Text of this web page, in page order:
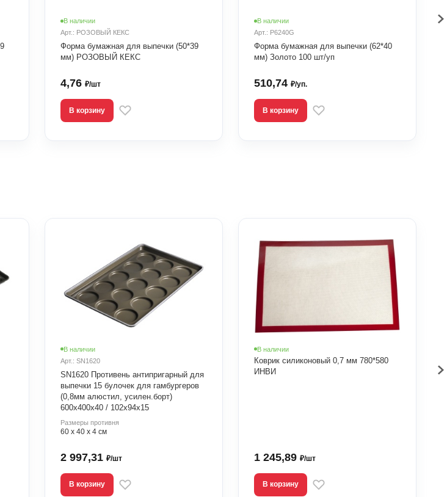
В наличии
Арт.: РОЗОВЫЙ КЕКС
Форма бумажная для выпечки (50*39
мм) РОЗОВЫЙ КЕКС
4,76 ₽/шт
В корзину
В наличии
Арт.: P6240G
Форма бумажная для выпечки (62*40
мм) Золото 100 шт/уп
510,74 ₽/уп.
В корзину
В наличии
Арт.: SN1620
SN1620 Противень антипригарный для
выпечки 15 булочек для гамбургеров
(0,8мм алюстил, усилен.борт)
600х400х40 / 102х94х15
Размеры противня
60 х 40 х 4 см
2 997,31 ₽/шт
В корзину
В наличии
Коврик силиконовый 0,7 мм 780*580
ИНВИ
1 245,89 ₽/шт
В корзину